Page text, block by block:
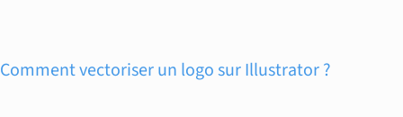
Comment vectoriser un logo sur Illustrator ?